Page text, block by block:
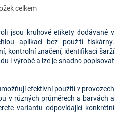
O
l
á
d
a
p
r
v
celkem
jsou kruhové etikety dodávané v
aplikaci bez použití tiskárny.
kontrolní značení, identifikaci šarží
i výrobě a lze je snadno popisovat
efektivní použití v provozech
v různých průměrech a barvách a
variantu odpovídající konkrétní